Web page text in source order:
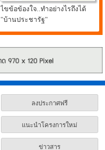
ไขข้อข้องใจ..ทำอย่างไรถึงได้
"บ้านประชารัฐ"
ลงประกาศฟรี
แนะนำโครงการใหม่
ข่าวสาร